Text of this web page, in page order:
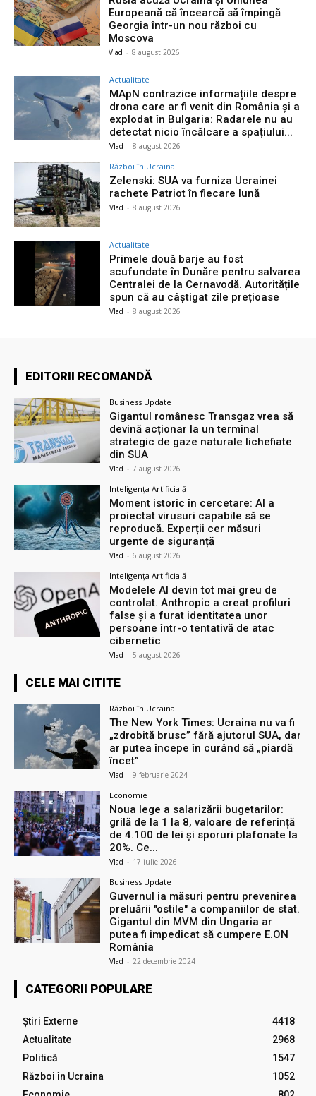
Europeană că încearcă să împingă
Georgia într-un nou război cu
Moscova
Vlad - 8 august 2026
Actualitate
MApN contrazice informațiile despre
drona care ar fi venit din România și a
explodat în Bulgaria: Radarele nu au
detectat nicio încălcare a spațiului...
Vlad - 8 august 2026
Război în Ucraina
Zelenski: SUA va furniza Ucrainei
rachete Patriot în fiecare lună
Vlad - 8 august 2026
Actualitate
Primele două barje au fost
scufundate în Dunăre pentru salvarea
Centralei de la Cernavodă. Autoritățile
spun că au câștigat zile prețioase
Vlad - 8 august 2026
EDITORII RECOMANDĂ
Business Update
Gigantul românesc Transgaz vrea să
devină acționar la un terminal
strategic de gaze naturale lichefiate
din SUA
Vlad - 7 august 2026
Inteligența Artificială
Moment istoric în cercetare: AI a
proiectat virusuri capabile să se
reproducă. Experții cer măsuri
urgente de siguranță
Vlad - 6 august 2026
Inteligența Artificială
Modelele AI devin tot mai greu de
controlat. Anthropic a creat profiluri
false și a furat identitatea unor
persoane într-o tentativă de atac
cibernetic
Vlad - 5 august 2026
CELE MAI CITITE
Război în Ucraina
The New York Times: Ucraina nu va fi
„zdrobită brusc” fără ajutorul SUA, dar
ar putea începe în curând să „piardă
încet”
Vlad - 9 februarie 2024
Economie
Noua lege a salarizării bugetarilor:
grilă de la 1 la 8, valoare de referință
de 4.100 de lei și sporuri plafonate la
20%. Ce...
Vlad - 17 iulie 2026
Business Update
Guvernul ia măsuri pentru prevenirea
preluării ″ostile″ a companiilor de stat.
Gigantul din MVM din Ungaria ar
putea fi impedicat să cumpere E.ON
România
Vlad - 22 decembrie 2024
CATEGORII POPULARE
Știri Externe
4418
Actualitate
2968
Politică
1547
Război în Ucraina
1052